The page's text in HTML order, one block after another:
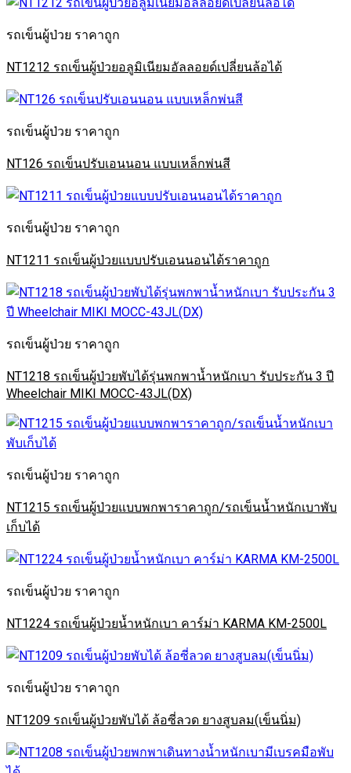
รถเข็นผู้ป่วย ราคาถูก
NT1212 รถเข็นผู้ป่วยอลูมิเนียมอัลลอยด์เปลี่ยนล้อได้
รถเข็นผู้ป่วย ราคาถูก
NT126 รถเข็นปรับเอนนอน แบบเหล็กพ่นสี
รถเข็นผู้ป่วย ราคาถูก
NT1211 รถเข็นผู้ป่วยแบบปรับเอนนอนได้ราคาถูก
รถเข็นผู้ป่วย ราคาถูก
NT1218 รถเข็นผู้ป่วยพับได้รุ่นพกพาน้ำหนักเบา รับประกัน 3 ปี
Wheelchair MIKI MOCC-43JL(DX)
รถเข็นผู้ป่วย ราคาถูก
NT1215 รถเข็นผู้ป่วยแบบพกพาราคาถูก/รถเข็นน้ำหนักเบาพับ
เก็บได้
รถเข็นผู้ป่วย ราคาถูก
NT1224 รถเข็นผู้ป่วยน้ำหนักเบา คาร์ม่า KARMA KM-2500L
รถเข็นผู้ป่วย ราคาถูก
NT1209 รถเข็นผู้ป่วยพับได้ ล้อซี่ลวด ยางสูบลม(เข็นนิ่ม)